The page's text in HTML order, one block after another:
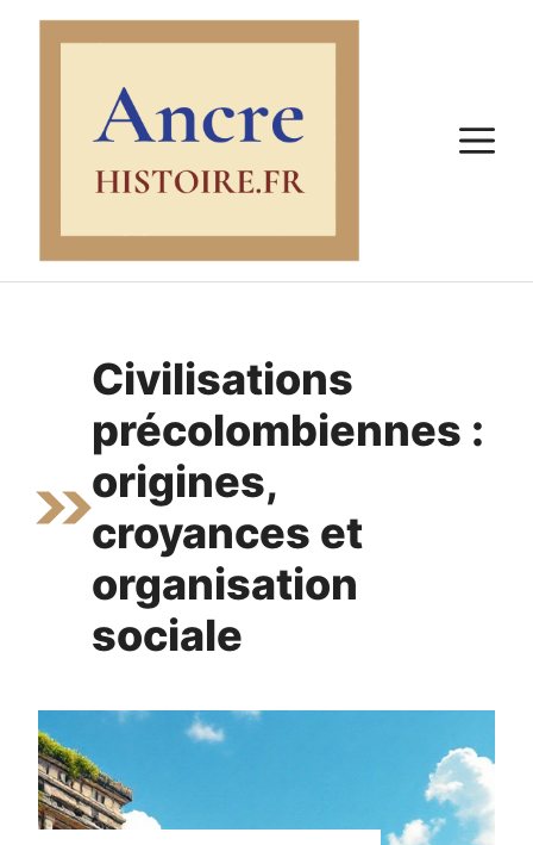
Aller
Civilisations
précolombiennes :
origines,
croyances et
organisation
sociale